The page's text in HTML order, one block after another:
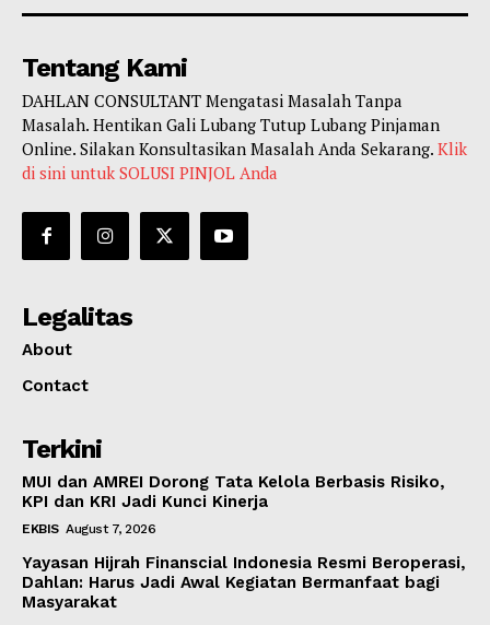
Tentang Kami
DAHLAN CONSULTANT Mengatasi Masalah Tanpa
Masalah. Hentikan Gali Lubang Tutup Lubang Pinjaman
Online. Silakan Konsultasikan Masalah Anda Sekarang. Klik
di sini untuk SOLUSI PINJOL Anda
Legalitas
About
Contact
Terkini
MUI dan AMREI Dorong Tata Kelola Berbasis Risiko,
KPI dan KRI Jadi Kunci Kinerja
EKBIS August 7, 2026
Yayasan Hijrah Finanscial Indonesia Resmi Beroperasi,
Dahlan: Harus Jadi Awal Kegiatan Bermanfaat bagi
Masyarakat